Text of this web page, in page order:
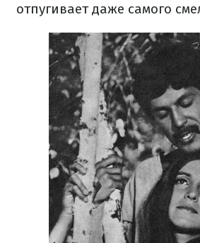
отпугивает даже самого